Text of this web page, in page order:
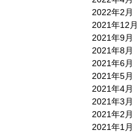
2022年2月
2021年12月
2021年9月
2021年8月
2021年6月
2021年5月
2021年4月
2021年3月
2021年2月
2021年1月